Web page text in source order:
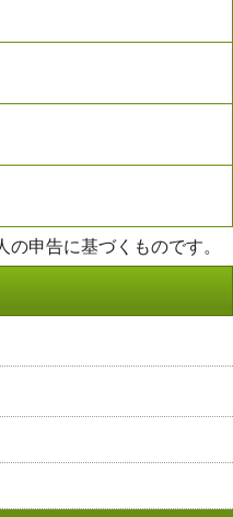
申告に基づくものです。